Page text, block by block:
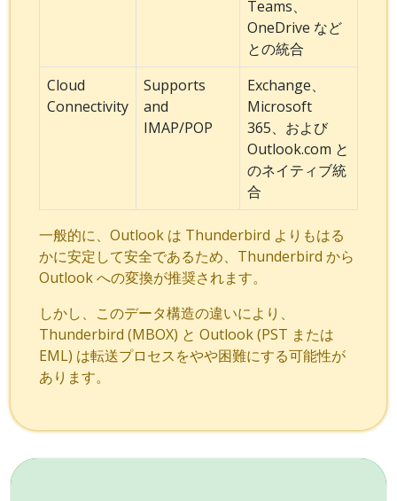
Teams、
OneDrive など
との統合
Cloud
Connectivity
Supports
and
IMAP/POP
Exchange、
Microsoft
365、および
Outlook.com と
のネイティブ統
合
一般的に、Outlook は Thunderbird よりもはる
かに安定して安全であるため、Thunderbird から
Outlook への変換が推奨されます。
しかし、このデータ構造の違いにより、
Thunderbird (MBOX) と Outlook (PST または
EML) は転送プロセスをやや困難にする可能性が
あります。